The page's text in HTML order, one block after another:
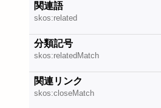
関連語
skos:related
分類記号
skos:relatedMatch
関連リンク
skos:closeMatch